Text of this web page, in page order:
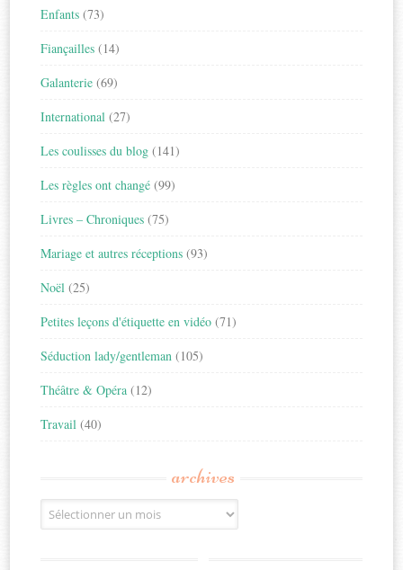
Enfants (73)
Fiançailles (14)
Galanterie (69)
International (27)
Les coulisses du blog (141)
Les règles ont changé (99)
Livres – Chroniques (75)
Mariage et autres réceptions (93)
Noël (25)
Petites leçons d'étiquette en vidéo (71)
Séduction lady/gentleman (105)
Théâtre & Opéra (12)
Travail (40)
archives
Archives